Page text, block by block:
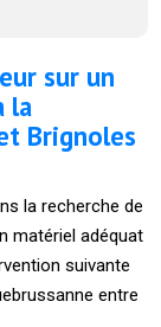
sur un
la
Brignoles
la recherche de
matériel adéquat
suivante
entre